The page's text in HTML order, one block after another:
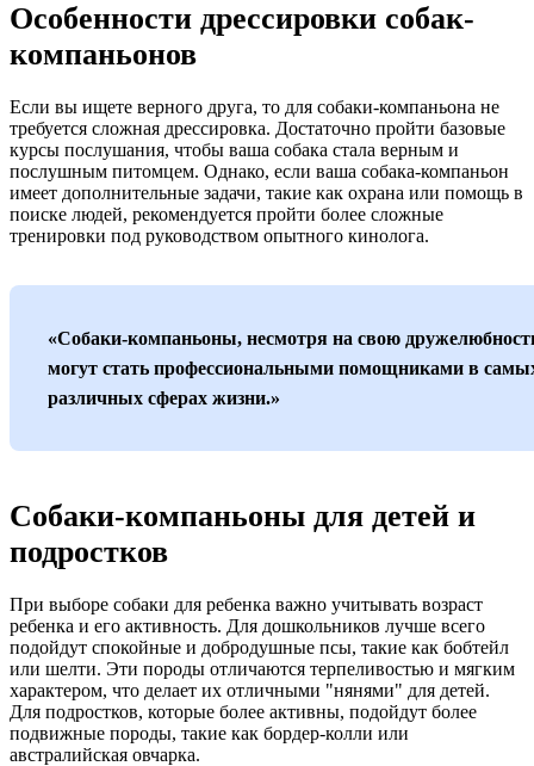
Особенности дрессировки собак-
компаньонов
Если вы ищете верного друга, то для собаки-компаньона не
требуется сложная дрессировка. Достаточно пройти базовые
курсы послушания, чтобы ваша собака стала верным и
послушным питомцем. Однако, если ваша собака-компаньон
имеет дополнительные задачи, такие как охрана или помощь в
поиске людей, рекомендуется пройти более сложные
тренировки под руководством опытного кинолога.
«Собаки-компаньоны, несмотря на свою
могут стать профессиональными помощниками в
различных сферах жизни.»
Собаки-компаньоны для детей и
подростков
При выборе собаки для ребенка важно учитывать возраст
ребенка и его активность. Для дошкольников лучше всего
подойдут спокойные и добродушные псы, такие как бобтейл
или шелти. Эти породы отличаются терпеливостью и мягким
характером, что делает их отличными "нянями" для детей.
Для подростков, которые более активны, подойдут более
подвижные породы, такие как бордер-колли или
австралийская овчарка.